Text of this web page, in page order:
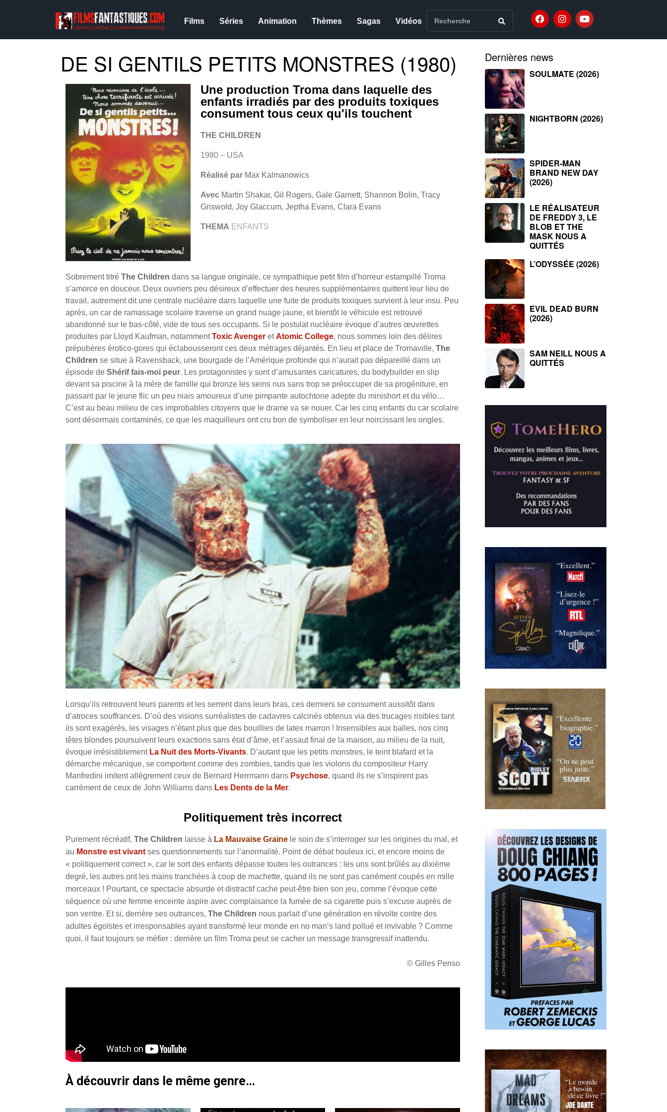
Films Séries Animation Thèmes Sagas Vidéos
DE SI GENTILS PETITS MONSTRES (1980)
Une production Troma dans laquelle des
enfants irradiés par des produits toxiques
consument tous ceux qu'ils touchent
THE CHILDREN
1980 – USA
Réalisé par Max Kalmanowics
Avec Martin Shakar, Gil Rogers, Gale Garnett, Shannon Bolin, Tracy
Griswold, Joy Glaccum, Jeptha Evans, Clara Evans
THEMA ENFANTS
Sobrement titré The Children dans sa langue originale, ce sympathique petit film d’horreur estampillé Troma
s’amorce en douceur. Deux ouvriers peu désireux d’effectuer des heures supplémentaires quittent leur lieu de
travail, autrement dit une centrale nucléaire dans laquelle une fuite de produits toxiques survient à leur insu. Peu
après, un car de ramassage scolaire traverse un grand nuage jaune, et bientôt le véhicule est retrouvé
abandonné sur le bas-côté, vide de tous ses occupants. Si le postulat nucléaire évoque d’autres œuvrettes
produites par Lloyd Kaufman, notammentToxic Avenger etAtomic College, nous sommes loin des délires
prépubères érotico-gores qui éclabousseront ces deux métrages déjantés. En lieu et place de Tromaville, The
Children se situe à Ravensback, une bourgade de l’Amérique profonde qui n’aurait pas dépareillé dans un
épisode de Shérif fais-moi peur. Les protagonistes y sont d’amusantes caricatures, du bodybuilder en slip
devant sa piscine à la mère de famille qui bronze les seins nus sans trop se préoccuper de sa progéniture, en
passant par le jeune flic un peu niais amoureux d’une pimpante autochtone adepte du minishort et du vélo…
C’est au beau milieu de ces improbables citoyens que le drame va se nouer. Car les cinq enfants du car scolaire
sont désormais contaminés, ce que les maquilleurs ont cru bon de symboliser en leur noircissant les ongles.
Lorsqu’ils retrouvent leurs parents et les serrent dans leurs bras, ces derniers se consument aussitôt dans
d’atroces souffrances. D’où des visions surréalistes de cadavres calcinés obtenus via des trucages risibles tant
ils sont exagérés, les visages n’étant plus que des bouillies de latex marron ! Insensibles aux balles, nos cinq
têtes blondes poursuivent leurs exactions sans état d’âme, et l’assaut final de la maison, au milieu de la nuit,
évoque irrésistiblement La Nuit des Morts-Vivants. D’autant que les petits monstres, le teint blafard et la
démarche mécanique, se comportent comme des zombies, tandis que les violons du compositeur Harry
Manfredini imitent allègrement ceux de Bernard Herrmann dans Psychose, quand ils ne s’inspirent pas
carrément de ceux de John Williams dans Les Dents de la Mer.
Politiquement très incorrect
Purement récréatif, The Children laisse à La Mauvaise Graine le soin de s’interroger sur les origines du mal, et
au Monstre est vivant ses questionnements sur l’anormalité. Point de débat houleux ici, et encore moins de
« politiquement correct », car le sort des enfants dépasse toutes les outrances : les uns sont brûlés au dixième
degré, les autres ont les mains tranchées à coup de machette, quand ils ne sont pas carrément coupés en mille
morceaux ! Pourtant, ce spectacle absurde et distractif cache peut-être bien son jeu, comme l’évoque cette
séquence où une femme enceinte aspire avec complaisance la fumée de sa cigarette puis s’excuse auprès de
son ventre. Et si, derrière ses outrances, The Children nous parlait d’une génération en révolte contre des
adultes égoïstes et irresponsables ayant transformé leur monde en no man’s land pollué et invivable ? Comme
quoi, il faut toujours se méfier : derrière un film Troma peut se cacher un message transgressif inattendu.
© Gilles Penso
À découvrir dans le même genre…
Dernières news
SOULMATE (2026)
NIGHTBORN (2026)
SPIDER-MAN
BRAND NEW DAY
(2026)
LE RÉALISATEUR
DE FREDDY 3, LE
BLOB ET THE
MASK NOUS A
QUITTÉS
L’ODYSSÉE (2026)
EVIL DEAD BURN
(2026)
SAM NEILL NOUS A
QUITTÉS